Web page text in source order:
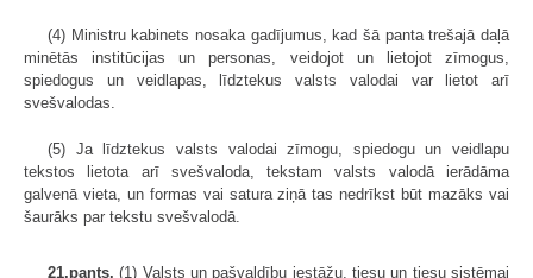
(4) Ministru kabinets nosaka gadījumus, kad šā panta trešajā daļā
minētās institūcijas un personas, veidojot un lietojot zīmogus,
spiedogus un veidlapas, līdztekus valsts valodai var lietot arī
svešvalodas.
(5) Ja līdztekus valsts valodai zīmogu, spiedogu un veidlapu
tekstos lietota arī svešvaloda, tekstam valsts valodā ierādāma
galvenā vieta, un formas vai satura ziņā tas nedrīkst būt mazāks vai
šaurāks par tekstu svešvalodā.
21.pants. (1) Valsts un pašvaldību iestāžu, tiesu un tiesu sistēmai